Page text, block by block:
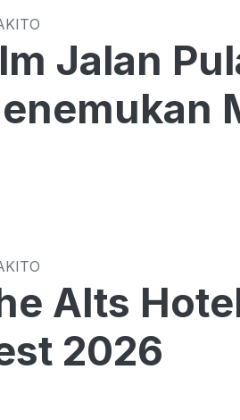
Jalan
Alts
2026